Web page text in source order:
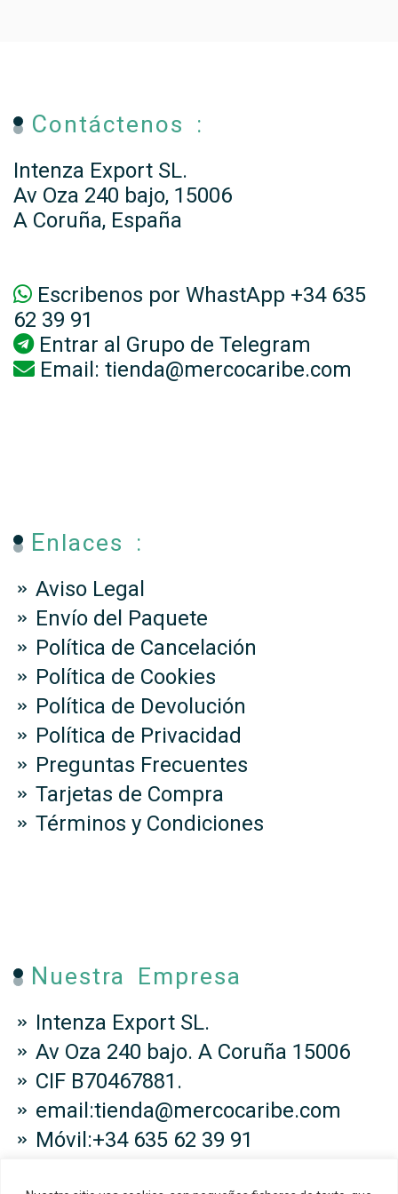
Contáctenos :
Intenza Export SL.
Av Oza 240 bajo, 15006
A Coruña, España
Escribenos por WhastApp +34 635
62 39 91
Entrar al Grupo de Telegram
Email: tienda@mercocaribe.com
Enlaces :
Aviso Legal
Envío del Paquete
Política de Cancelación
Política de Cookies
Política de Devolución
Política de Privacidad
Preguntas Frecuentes
Tarjetas de Compra
Términos y Condiciones
Nuestra Empresa
Intenza Export SL.
Av Oza 240 bajo. A Coruña 15006
CIF B70467881.
email:tienda@mercocaribe.com
Móvil:+34 635 62 39 91